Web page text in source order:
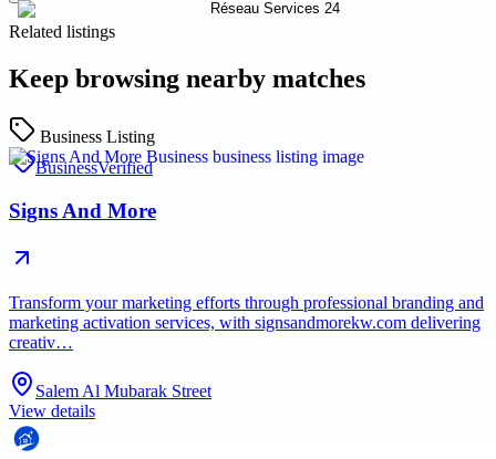
Related listings
Keep browsing nearby matches
Business Listing
BusinessVerified
Signs And More
Transform your marketing efforts through professional branding and
marketing activation services, with signsandmorekw.com delivering
creativ…
Salem Al Mubarak Street
View details